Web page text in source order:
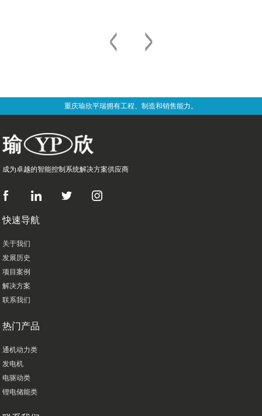
重庆瑜欣平瑞拥有工程、制造和销售能力。
成为卓越的智能控制系统解决方案供应商
快速导航
关于我们
发展历史
项目案例
解决方案
联系我们
热门产品
通机动力类
发电机
电驱动类
锂电储能类